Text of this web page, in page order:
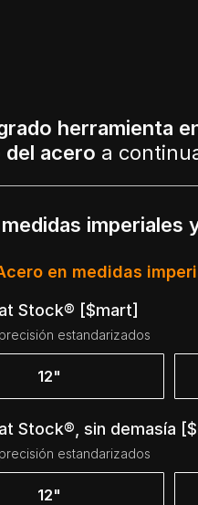
herramienta
del acero a
imperiales
en medidas
Stock® [$mart]
estandarizados
12"
Stock®, sin demasía
estandarizados
12"